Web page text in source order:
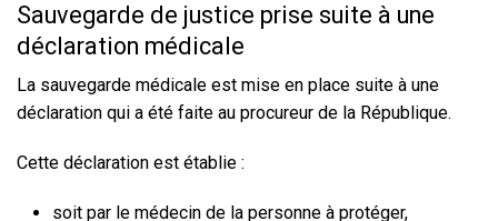
Sauvegarde de justice prise suite à une
déclaration médicale
La sauvegarde médicale est mise en place suite à une
déclaration qui a été faite au procureur de la République.
Cette déclaration est établie :
soit par le médecin de la personne à protéger,